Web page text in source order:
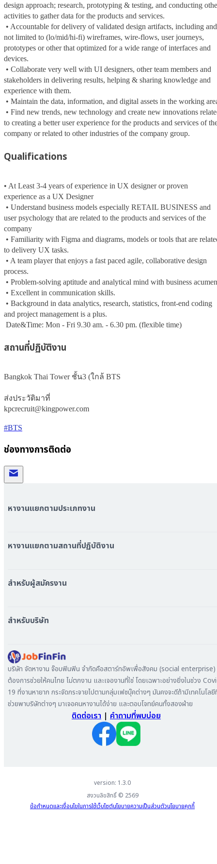
design approach; research, prototyping & testing, and conducting
activities to gather data for the products and services.
not limited to (lo/mid/hi-fi) wireframes, wire-flows, user journeys,
prototypes or other that optimized for a wide range of interfaces and
devices.
stakeholders in delivering results, helping & sharing knowledge and
experience with them.
to creating a better user experience for the products and services of
company or related to other industries of the company group.
Qualifications
• At Least 3-4 years of experience in UX designer or proven
experience as a UX Designer
user psychology that are related to the products and services of the
company
to delivery UX tasks.
process.
and project management is a plus.
Date&Time: Mon - Fri 9.30 am. - 6.30 pm. (flexible time)
สถานที่ปฏิบัติงาน
Bangkok Thai Tower ชั้น3 (ใกล้ BTS
ส่งประวัติมาที่
kpcrecruit@kingpower.com
#BTS
ช่องทางการติดต่อ
หางานแยกตามประเภทงาน
หมวดหมู่บริษัททั้งหมด
หางานแยกตามสถานที่ปฏิบัติงาน
หางาน กรุงเทพมหานคร
หางาน เชียงใหม่
หางาน สมุทรสาคร
หางาน ระยอง
หางาน สมุทรสาหางาน ภูเก็ต
หางาน พระนครศรีอยุธยา
สำหรับผู้สมัครงาน
เข้าสู่ระบบ
สำหรับบริษัท
ลงประกาศรับสมัครงาน
ค้นหาผู้สมัครงาน
ลงโฆษณา
บริษัท จัดหางาน จ๊อบฟินฟิน จำกัดคือสตาร์ทอัพเพื่อสังคม (social
ต้องการช่วยให้คนไทย ไม่ตกงาน และเจองานที่ใช่ โดยเฉพาะอย่างยิ่งในช่วง
19 ที่งานหายาก กระจัดกระจายไปตามกลุ่มเฟซบุ๊คต่างๆ มันคงจะดีถ้ามีเทคโนโล
ช่วยพาบริษัทต่างๆ มาเจอคนหางานได้ง่าย และตอบโจทย์คนทั้งสองฝ่าย
ติดต่อเรา | คำถามที่พบบ่อย
version: 1.3.0
สงวนลิขสิทธิ์ © 2569
ข้อกำหนดและเงื่อนไขในการใช้เว็บไซต์นโยบายความเป็นส่วนตัวนโยบายคุกกี้